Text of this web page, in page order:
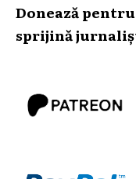
Donează
sprijină